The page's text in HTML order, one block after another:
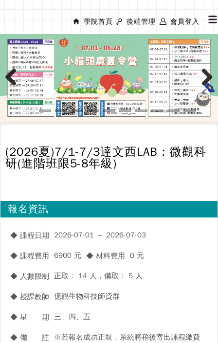
學院首頁 後端管理 會員登入
Previous Next
(2026夏)7/1-7/3達文西LAB：微觀科
研(進階班限5-8年級)
報名資訊
◆ 課程日期 2026-07-01 ～ 2026-07-03
◆ 課程費用 6900 元 ◆ 材料費用 0 元
◆ 人數限制 正取： 14 人，備取： 5 人
◆ 授課教師 億觀生物科技師資群
◆ 星 期 三、四、五
◆ 備 註
※若報名成功正取，系統將稍後寄出課程繳費